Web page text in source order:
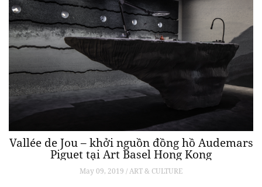
Vallée de Jou – khởi nguồn đồng hồ Audemars
Piguet tại Art Basel Hong Kong
May 09, 2019 / ART & CULTURE